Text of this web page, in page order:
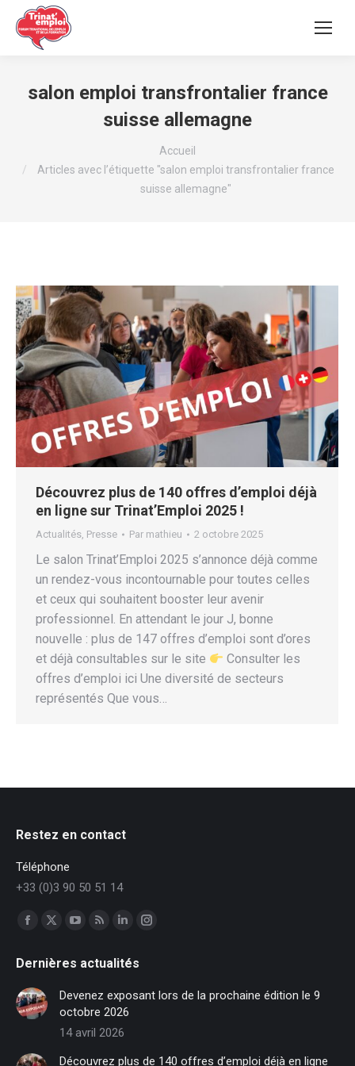
salon emploi transfrontalier france
suisse allemagne
Accueil
Articles avec l’étiquette "salon emploi transfrontalier france
suisse allemagne"
Découvrez plus de 140 offres d’emploi déjà
en ligne sur Trinat’Emploi 2025 !
Actualités, Presse Par mathieu 2 octobre 2025
Le salon Trinat’Emploi 2025 s’annonce déjà comme
un rendez-vous incontournable pour toutes celles
et ceux qui souhaitent booster leur avenir
professionnel. En attendant le jour J, bonne
nouvelle : plus de 147 offres d’emploi sont d’ores
et déjà consultables sur le site
Consulter les
offres d’emploi ici Une diversité de secteurs
représentés Que vous…
Restez en contact
Téléphone
+33 (0)3 90 50 51 14
Trouvez nous sur :
Facebook
opens
in
new
window
X
opens
new
window
opens
in
new
window
opens
in
new
window
LinkedIn
opens
in
new
window
Instagram
in
Dernières actualités
Devenez exposant lors de la prochaine édition le 9
octobre 2026
14 avril 2026
Découvrez plus de 140 offres d’emploi déjà en ligne